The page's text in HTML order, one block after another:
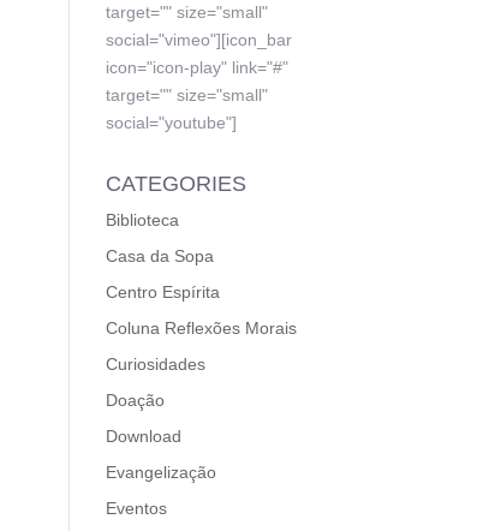
target="" size="small"
social="vimeo"][icon_bar
icon="icon-play" link="#"
target="" size="small"
social="youtube"]
CATEGORIES
Biblioteca
Casa da Sopa
Centro Espírita
Coluna Reflexões Morais
Curiosidades
Doação
Download
Evangelização
Eventos